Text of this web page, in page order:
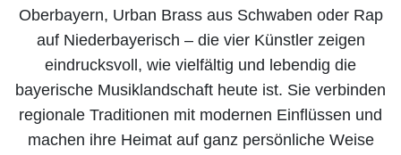
Oberbayern, Urban Brass aus Schwaben oder Rap
auf Niederbayerisch – die vier Künstler zeigen
eindrucksvoll, wie vielfältig und lebendig die
bayerische Musiklandschaft heute ist. Sie verbinden
regionale Traditionen mit modernen Einflüssen und
machen ihre Heimat auf ganz persönliche Weise